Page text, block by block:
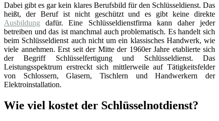
Dabei gibt es gar kein klares Berufsbild für den Schlüsseldienst. Das
heißt, der Beruf ist nicht geschützt und es gibt keine direkte
Ausbildung dafür. Eine Schlüsseldienstfirma kann daher jeder
betreiben und das ist manchmal auch problematisch. Es handelt sich
beim Schlüsseldienst auch nicht um ein klassisches Handwerk, wie
viele annehmen. Erst seit der Mitte der 1960er Jahre etablierte sich
der Begriff Schlüsselfertigung und Schlüsseldienst. Das
Leistungsspektrum erstreckt sich mittlerweile auf Tätigkeitsfelder
von Schlossern, Glasern, Tischlern und Handwerkern der
Elektroinstallation.
Wie viel kostet der Schlüsselnotdienst?